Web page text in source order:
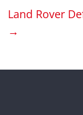
Land Rover
→